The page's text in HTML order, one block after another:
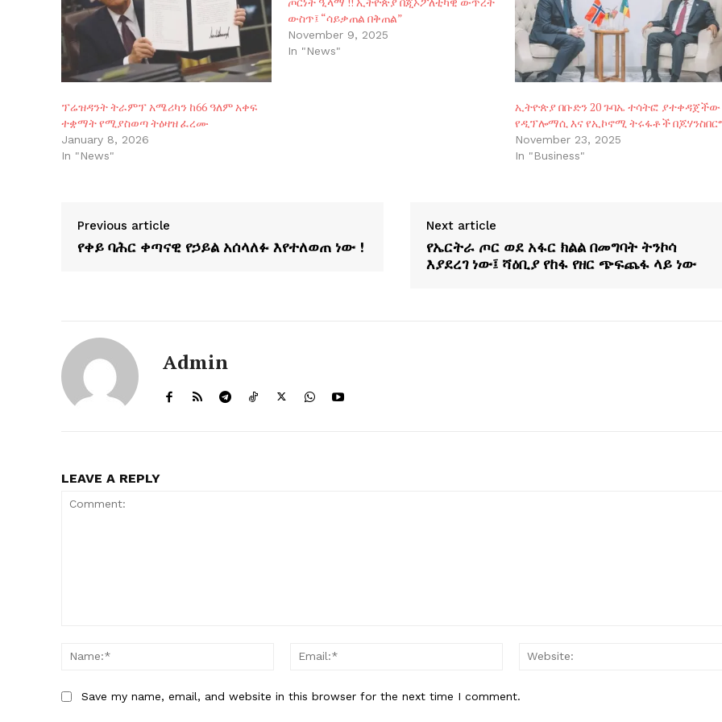
ፕሬዝዳንት ትራምፕ አሜሪካን ከ66 ዓለም አቀፍ
ተቋማት የሚያስወጣ ትዕዛዝ ፈረሙ
January 8, 2026
In "News"
ውስጥ፤ “ሳይቃጠል በቅጠል”
November 9, 2025
In "News"
ኢትዮጵያ በቡድን 20 ጉባኤ ተሳትፎ ያተቀዳጀችው
የዲፕሎማሲ እና የኢኮኖሚ ትሩፋቶች
November 23, 2025
In "Business"
Previous article
የቀይ ባሕር ቀጣናዊ የኃይል አሰላለፉ እየተለወጠ ነው !
Next article
የኤርትራ ጦር ወደ አፋር ክልል በመግባት ትንኮሳ
እያደረገ ነው፤ ሻዕቢያ የከፋ የዘር ጭፍጨፋ ላይ ነው
Admin
LEAVE A REPLY
Name:*
Email:*
Save my name, email, and website in this browser for the next time I comment.